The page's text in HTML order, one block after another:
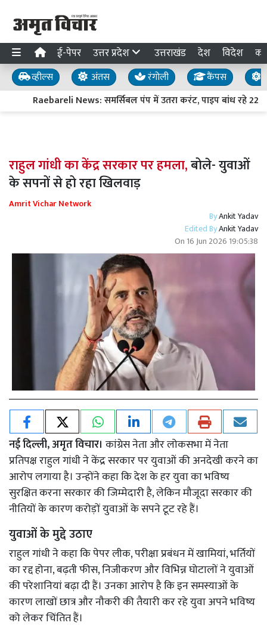
ई-पेपर उत्तर प्रदेश उत्तराखंड देश विदेश
व्हील्स अंतस रंगोली कैंपस
Raebareli News: समर्सिबल पंप में उतरा करंट, पाइप बांध रहे 22
राहुल गांधी का केंद्र सरकार पर हमला,बोले- युवाओं
के सपनों से हो रहा खिलवाड़
Amrit Vichar Network
ByAnkit Yadav
Edited ByAnkit Yadav
On 16 Jun 2026 19:05:38
नई दिल्ली, अमृत विचार। कांग्रेस नेता और लोकसभा में नेता
प्रतिपक्ष राहुल गांधी ने केंद्र सरकार पर युवाओं की अनदेखी करने का
आरोप लगाया है। उन्होंने कहा कि देश के हर युवा का भविष्य
सुरक्षित करना सरकार की जिम्मेदारी है, लेकिन मौजूदा सरकार की
नीतियों के कारण करोड़ों युवाओं के सपने टूट रहे हैं।
युवाओं के मुद्दे उठाए
राहुल गांधी ने कहा कि पेपर लीक, परीक्षा प्रबंधन में खामियां, भर्तियों
का रद्द होना, बढ़ती फीस, निजीकरण और विभिन्न घोटालों ने युवाओं
की परेशानियां बढ़ा दी हैं। उनका आरोप है कि इन समस्याओं के
कारण लाखों छात्र और नौकरी की तैयारी कर रहे युवा अपने भविष्य
को लेकर चिंतित हैं।